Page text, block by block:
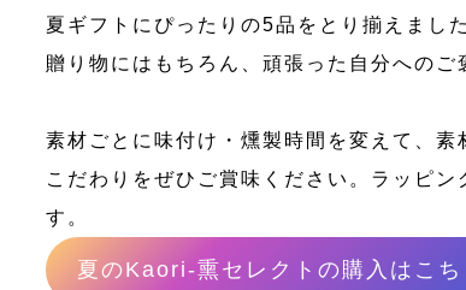
夏ギフトにぴったりの5品をとり揃えました
贈り物にはもちろん、頑張った自分へのご
素材ごとに味付け・燻製時間を変えて、
こだわりをぜひご賞味ください。ラッピ
す。
夏のKaori-熏セレクトの購入はこち